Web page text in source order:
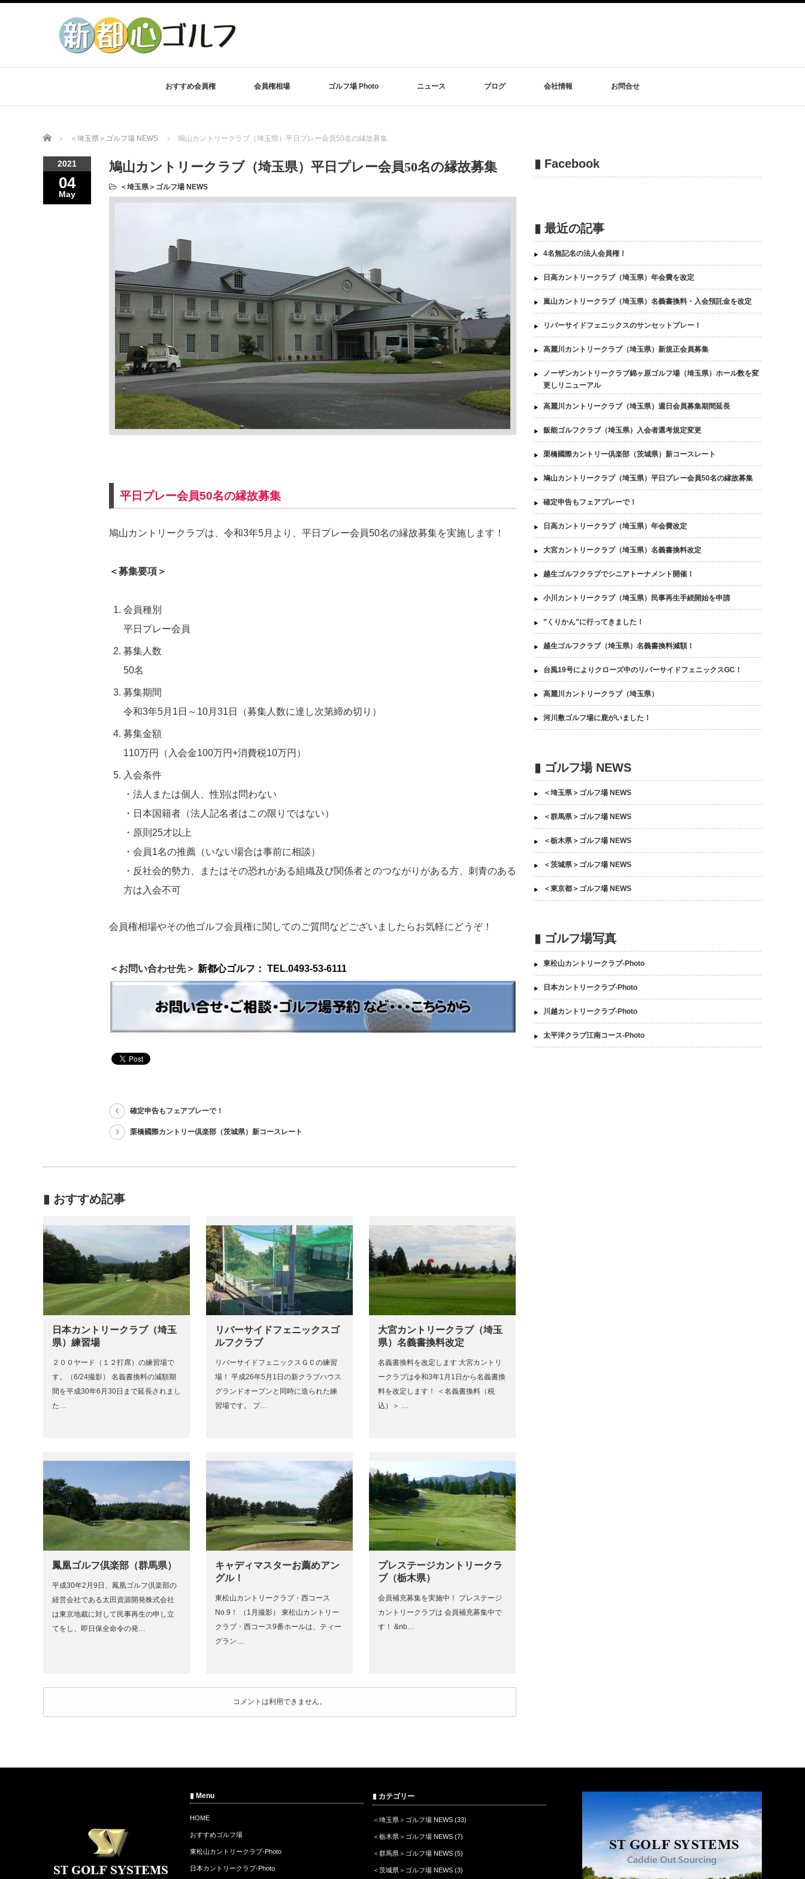
おすすめ会員権 会員権相場 ゴルフ場 Photo ニュース ブログ 会社情報 お問合せ
Home ＜埼玉県＞ゴルフ場 NEWS 鳩山カントリークラブ（埼玉県）平日プレー会員50名の縁故募集
2021
04
May
鳩山カントリークラブ（埼玉県）平日プレー会員50名の縁故募集
＜埼玉県＞ゴルフ場 NEWS
平日プレー会員50名の縁故募集
鳩山カントリークラブは、令和3年5月より、平日プレー会員50名の縁故募集を実施します！
＜募集要項＞
会員種別
平日プレー会員
募集人数
50名
募集期間
令和3年5月1日～10月31日（募集人数に達し次第締め切り）
募集金額
110万円（入会金100万円+消費税10万円）
入会条件
・法人または個人、性別は問わない
・日本国籍者（法人記名者はこの限りではない）
・原則25才以上
・会員1名の推薦（いない場合は事前に相談）
・反社会的勢力、またはその恐れがある組織及び関係者とのつながりがある方、刺青のある
方は入会不可
会員権相場やその他ゴルフ会員権に関してのご質問などございましたらお気軽にどうぞ！
＜お問い合わせ先＞ 新都心ゴルフ ： TEL.0493-53-6111
確定申告もフェアプレーで！
栗橋國際カントリー倶楽部（茨城県）新コースレート
▮ おすすめ記事
日本カントリークラブ（埼玉
県）練習場
２００ヤード（１２打席）の練習場で
す。（6/24撮影） 名義書換料の減額期
間を平成30年6月30日まで延長されまし
た…
リバーサイドフェニックスゴ
ルフクラブ
リバーサイドフェニックスＧＣの練習
場！ 平成26年5月1日の新クラブハウス
グランドオープンと同時に造られた練
習場です。 プ…
大宮カントリークラブ（埼玉
県）名義書換料改定
名義書換料を改定します 大宮カントリ
ークラブは令和3年1月1日から名義書換
料を改定します！ ＜名義書換料（税
込）＞ …
鳳凰ゴルフ倶楽部（群馬県）
平成30年2月9日、鳳凰ゴルフ倶楽部の
経営会社である太田資源開発株式会社
は東京地裁に対して民事再生の申し立
てをし、即日保全命令の発…
キャディマスターお薦めアン
グル！
東松山カントリークラブ・西コース
No.9！ （1月撮影） 東松山カントリー
クラブ・西コース9番ホールは、ティー
グラン…
プレステージカントリークラ
ブ（栃木県）
会員補充募集を実施中！ プレステージ
カントリークラブは 会員補充募集中で
す！ &nb…
コメントは利用できません。
▮ Facebook
▮ 最近の記事
4名無記名の法人会員権！
日高カントリークラブ（埼玉県）年会費を改定
嵐山カントリークラブ（埼玉県）名義書換料・入会預託金を改定
リバーサイドフェニックスのサンセットプレー！
高麗川カントリークラブ（埼玉県）新規正会員募集
ノーザンカントリークラブ錦ヶ原ゴルフ場（埼玉県）ホール数を変
更しリニューアル
高麗川カントリークラブ（埼玉県）週日会員募集期間延長
飯能ゴルフクラブ（埼玉県）入会者選考規定変更
栗橋國際カントリー倶楽部（茨城県）新コースレート
鳩山カントリークラブ（埼玉県）平日プレー会員50名の縁故募集
確定申告もフェアプレーで！
日高カントリークラブ（埼玉県）年会費改定
大宮カントリークラブ（埼玉県）名義書換料改定
越生ゴルフクラブでシニアトーナメント開催！
小川カントリークラブ（埼玉県）民事再生手続開始を申請
”くりかん”に行ってきました！
越生ゴルフクラブ（埼玉県）名義書換料減額！
台風19号によりクローズ中のリバーサイドフェニックスGC！
高麗川カントリークラブ（埼玉県）
河川敷ゴルフ場に鹿がいました！
▮ ゴルフ場 NEWS
＜埼玉県＞ゴルフ場 NEWS
＜群馬県＞ゴルフ場 NEWS
＜栃木県＞ゴルフ場 NEWS
＜茨城県＞ゴルフ場 NEWS
＜東京都＞ゴルフ場 NEWS
▮ ゴルフ場写真
東松山カントリークラブ-Photo
日本カントリークラブ-Photo
川越カントリークラブ-Photo
太平洋クラブ江南コース-Photo
▮ Menu
HOME
おすすめゴルフ場
東松山カントリークラブ-Photo
日本カントリークラブ-Photo
▮ カテゴリー
＜埼玉県＞ゴルフ場 NEWS (33)
＜栃木県＞ゴルフ場 NEWS (7)
＜群馬県＞ゴルフ場 NEWS (5)
＜茨城県＞ゴルフ場 NEWS (3)